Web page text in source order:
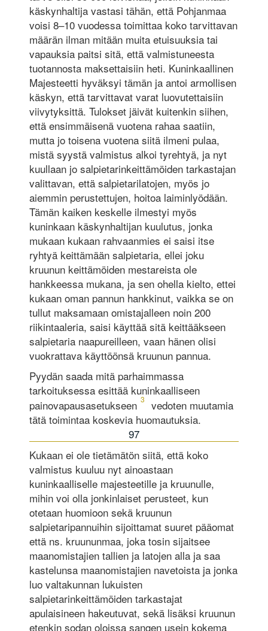
käskynhaltija vastasi tähän, että Pohjanmaa
voisi 8–10 vuodessa toimittaa koko tarvittavan
määrän ilman mitään muita etuisuuksia tai
vapauksia paitsi sitä, että valmistuneesta
tuotannosta maksettaisiin heti. Kuninkaallinen
Majesteetti hyväksyi tämän ja antoi armollisen
käskyn, että tarvittavat varat luovutettaisiin
viivytyksittä. Tulokset jäivät kuitenkin siihen,
että ensimmäisenä vuotena rahaa saatiin,
mutta jo toisena vuotena siitä ilmeni pulaa,
mistä syystä valmistus alkoi tyrehtyä, ja nyt
kuullaan jo salpietarinkeittämöiden tarkastajan
valittavan, että salpietarilatojen, myös jo
aiemmin perustettujen, hoitoa laiminlyödään.
Tämän kaiken keskelle ilmestyi myös
kuninkaan käskynhaltijan kuulutus, jonka
mukaan kukaan rahvaanmies ei saisi itse
ryhtyä keittämään salpietaria, ellei joku
kruunun keittämöiden mestareista ole
hankkeessa mukana, ja sen ohella kielto, ettei
kukaan oman pannun hankkinut, vaikka se on
tullut maksamaan omistajalleen noin 200
riikintaaleria, saisi käyttää sitä keittääkseen
salpietaria naapureilleen, vaan hänen olisi
vuokrattava käyttöönsä kruunun pannua.
Pyydän saada mitä parhaimmassa
tarkoituksessa esittää kuninkaalliseen
painovapausasetukseen 3
vedoten muutamia
tätä toimintaa koskevia huomautuksia.
97
Kukaan ei ole tietämätön siitä, että koko
valmistus kuuluu nyt ainoastaan
kuninkaalliselle majesteetille ja kruunulle,
mihin voi olla jonkinlaiset perusteet, kun
otetaan huomioon sekä kruunun
salpietaripannuihin sijoittamat suuret pääomat
että ns. kruununmaa, joka tosin sijaitsee
maanomistajien tallien ja latojen alla ja saa
kastelunsa maanomistajien navetoista ja jonka
luo valtakunnan lukuisten
salpietarinkeittämöiden tarkastajat
apulaisineen hakeutuvat, sekä lisäksi kruunun
etenkin sodan oloissa sangen usein kokema